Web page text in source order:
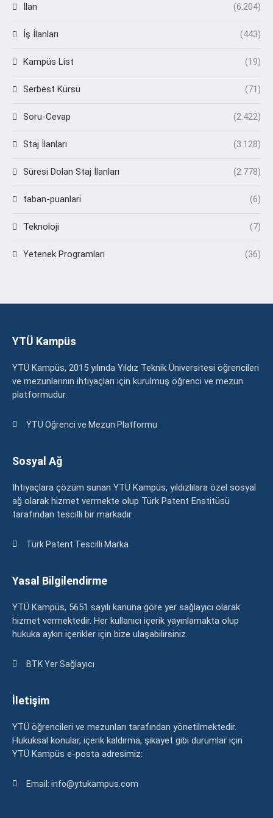
İlan (6.204)
İş İlanları (443)
Kampüs List (19)
Serbest Kürsü (71)
Soru-Cevap (2.422)
Staj İlanları (3.128)
Süresi Dolan Staj İlanları (2.778)
taban-puanlari (6)
Teknoloji (7)
Yetenek Programları (36)
YTÜ Kampüs
YTÜ Kampüs, 2015 yılında Yıldız Teknik Üniversitesi öğrencileri
ve mezunlarının ihtiyaçları için kurulmuş öğrenci ve mezun
platformudur.
YTÜ Öğrenci ve Mezun Platformu
Sosyal Ağ
İhtiyaçlara çözüm sunan YTÜ Kampüs, yıldızlılara özel sosyal
ağ olarak hizmet vermekte olup Türk Patent Enstitüsü
tarafından tescilli bir markadır.
Türk Patent Tescilli Marka
Yasal Bilgilendirme
YTÜ Kampüs, 5651 sayılı kanuna göre yer sağlayıcı olarak
hizmet vermektedir. Her kullanıcı içerik yayınlamakta olup
hukuka aykırı içerikler için bize ulaşabilirsiniz.
BTK Yer Sağlayıcı
İletişim
YTÜ öğrencileri ve mezunları tarafından yönetilmektedir.
Hukuksal konular, içerik kaldırma, şikayet gibi durumlar için
YTÜ Kampüs e-posta adresimiz:
Email: info@ytukampus.com